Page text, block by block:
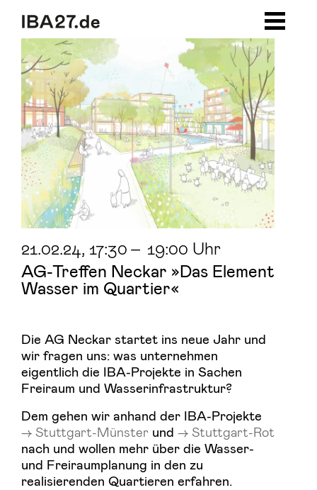
21.02.24, 17:30 – 19:00 Uhr
AG-Treffen Neckar »Das Element
Wasser im Quartier«
Die AG Neckar startet ins neue Jahr und
wir fragen uns: was unternehmen
eigentlich die IBA-Projekte in Sachen
Freiraum und Wasserinfrastruktur?
Dem gehen wir anhand der IBA-Projekte
Stuttgart-Münster und
Stuttgart-Rot
nach und wollen mehr über die Wasser-
und Freiraumplanung in den zu
realisierenden Quartieren erfahren.